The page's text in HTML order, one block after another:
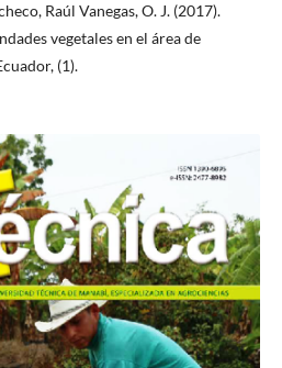
Raúl Vanegas, O. J. (2017).
vegetales en el área de
(1).